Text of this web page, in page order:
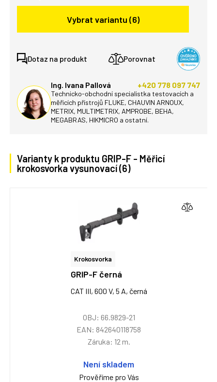
Vybrat variantu (6)
Dotaz na produkt Porovnat
Ing. Ivana Pallová +420 778 097 747
Technicko-obchodní specialistka testovacích a
měřicích přístrojů FLUKE, CHAUVIN ARNOUX,
METRIX, MULTIMETRIX, AMPROBE, BEHA,
MEGABRAS, HIKMICRO a ostatní.
Varianty k produktu GRIP-F - Měřicí
krokosvorka vysunovací (6)
Krokosvorka
GRIP-F černá
CAT III, 600 V, 5 A, černá
OBJ: 66.9829-21
EAN: 842640118758
Záruka: 12 m.
Není skladem
Prověříme pro Vás